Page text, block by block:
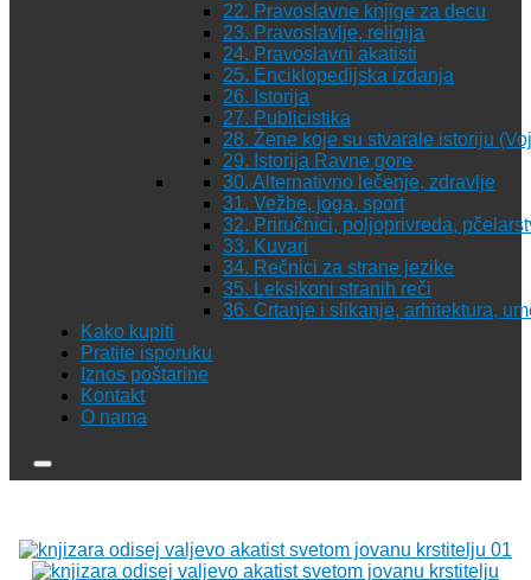
22. Pravoslavne knjige za decu
23. Pravoslavlje, religija
24. Pravoslavni akatisti
25. Enciklopedijska izdanja
26. Istorija
27. Publicistika
28. Žene koje su stvarale istoriju
29. Istorija Ravne gore
30. Alternativno lečenje, zdravlje
31. Vežbe, joga, sport
32. Priručnici, poljoprivreda,
33. Kuvari
34. Rečnici za strane jezike
35. Leksikoni stranih reči
36. Crtanje i slikanje, arhitektura,
Kako kupiti
Pratite isporuku
Iznos poštarine
Kontakt
O nama